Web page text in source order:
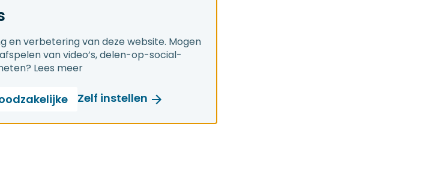
en verbetering van deze website. Mogen
van video’s, delen-op-social-
Lees meer
Zelf instellen